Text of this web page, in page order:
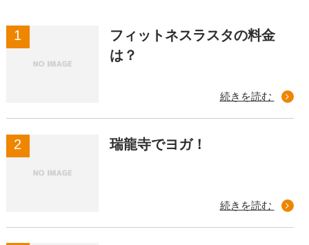
フィットネスラスタの料金
は？
続きを読む
瑞龍寺でヨガ！
続きを読む